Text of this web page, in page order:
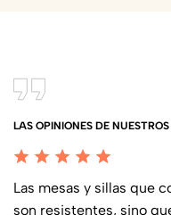
LAS OPINIONES DE
Las mesas y sillas que
son resistentes, sino